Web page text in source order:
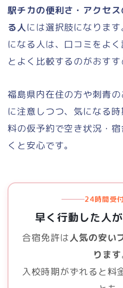
駅チカの便利さ・アクセ
る人には選択肢になりま
になる人は、口コミをよ
とよく比較するのがおすす
福島県内在住の方や刺青
に注意しつつ、気になる
料の仮予約で空き状況・
くと安心です。
24時間受
早く行動した人
合宿免許は人気の安い
ります
入校時期がずれると料
エリ